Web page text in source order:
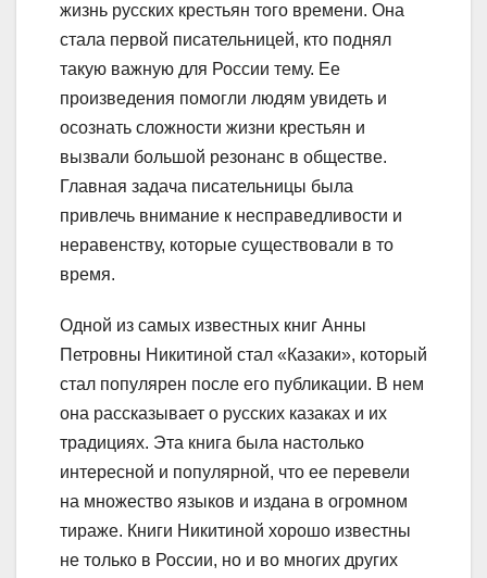
жизнь русских крестьян того времени. Она
стала первой писательницей, кто поднял
такую важную для России тему. Ее
произведения помогли людям увидеть и
осознать сложности жизни крестьян и
вызвали большой резонанс в обществе.
Главная задача писательницы была
привлечь внимание к несправедливости и
неравенству, которые существовали в то
время.
Одной из самых известных книг Анны
Петровны Никитиной стал «Казаки», который
стал популярен после его публикации. В нем
она рассказывает о русских казаках и их
традициях. Эта книга была настолько
интересной и популярной, что ее перевели
на множество языков и издана в огромном
тираже. Книги Никитиной хорошо известны
не только в России, но и во многих других